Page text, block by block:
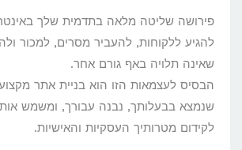
פירושה שליטה מלאה בתדמית שלך
להגיע ללקוחות, להעביר מסרים, למכור
שאינה תלויה באף גורם אחר.
הבסיס לעצמאות הזו הוא בניית אתר
שנמצא בבעלותך, נבנה עבורך, ומשמש
לקידום מטרותיך העסקיות והאישיות.